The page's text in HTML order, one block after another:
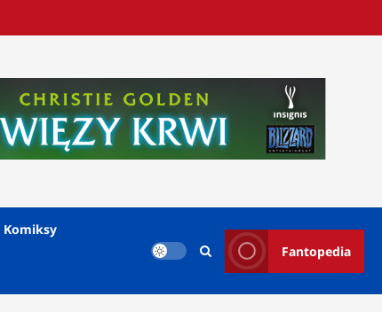
Komiksy
Fantopedia